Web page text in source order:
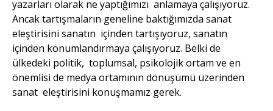
yazarları olarak ne yaptığımızı anlamaya çalışıyoruz.
Ancak tartışmaların geneline baktığımızda sanat
eleştirisini sanatın içinden tartışıyoruz, sanatın
içinden konumlandırmaya çalışıyoruz. Belki de
ülkedeki politik, toplumsal, psikolojik ortam ve en
önemlisi de medya ortamının dönüşümü üzerinden
sanat eleştirisini konuşmamız gerek.